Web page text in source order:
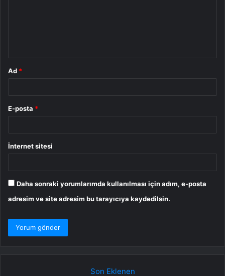
Ad *
E-posta *
İnternet sitesi
Daha sonraki yorumlarımda kullanılması için adım, e-posta
adresim ve site adresim bu tarayıcıya kaydedilsin.
Son Eklenen